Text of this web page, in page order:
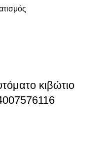
κιβώτιο